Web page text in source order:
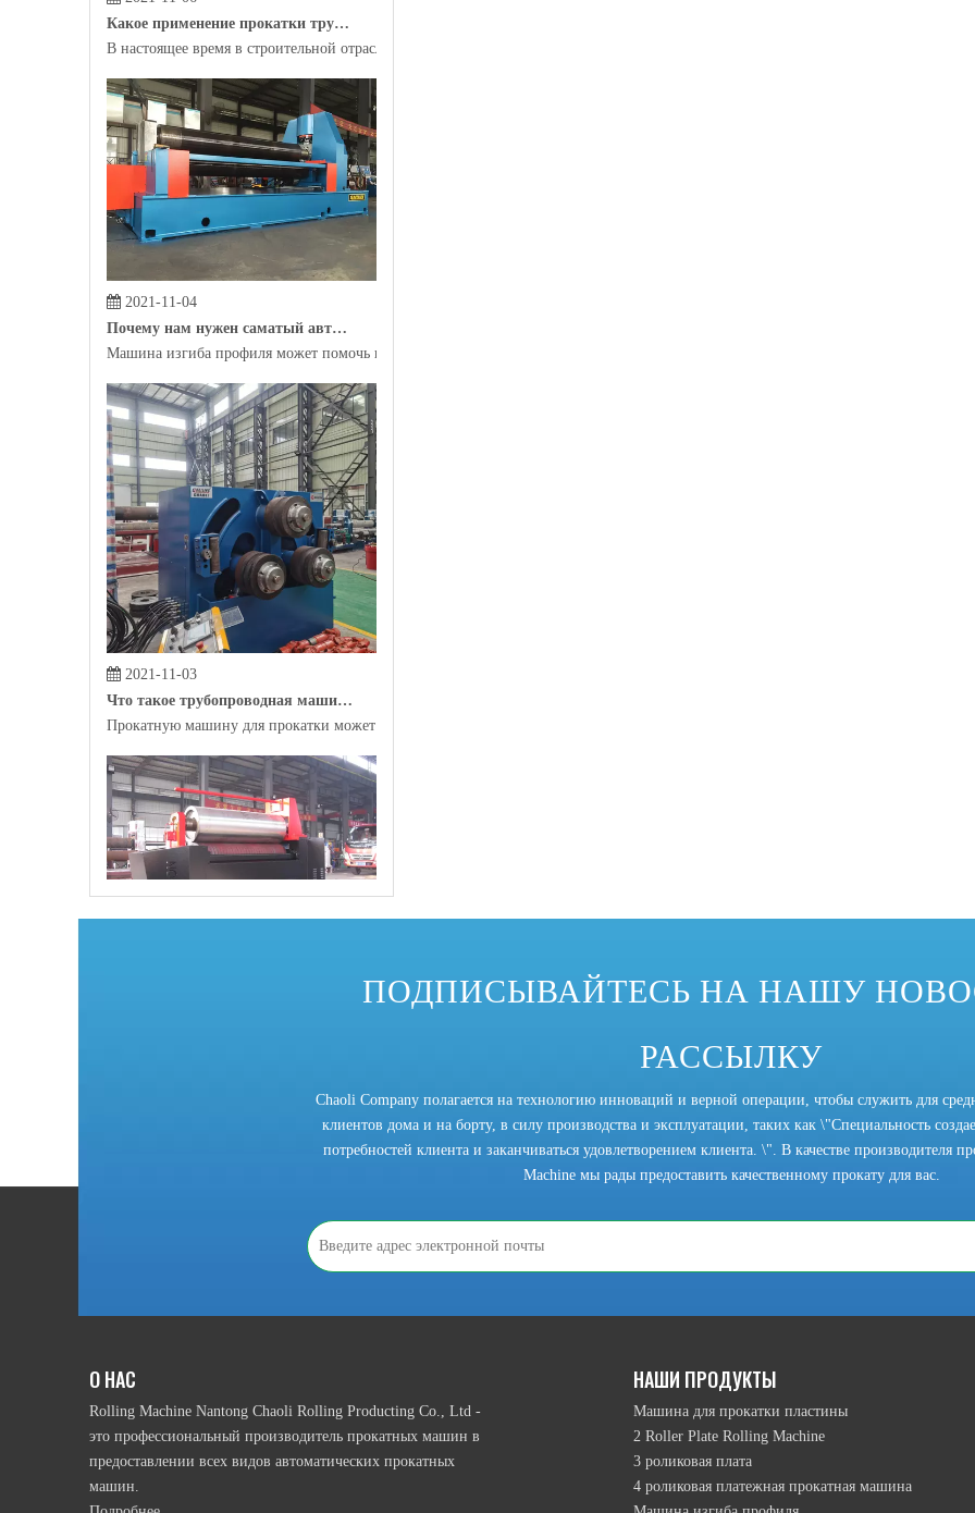
В настоящее время в строительной отрасли, производственной промышленности и химической промышленности широко
Машина изгиба профиля может помочь производителям проводить массовое производство, которое не только повышает
2021-11-03
Прокатную машину для прокатки может помочь сырье, реализовать изменение формы спроса на продукцию, поэтому он
В качестве инструмента для автоматизированного производства были широко использованы изгибающие машины профиля.
Что мы должны знать, прежде чем использовать рулонную гибочный станок?
ПОДПИСЫВАЙТЕСЬ НА НАШУ
РАССЫЛКУ
Chaoli Company полагается на технологию инноваций и верной операции, чтобы служить для
клиентов дома и на борту, в силу производства и эксплуатации, таких как \"Специальность
потребностей клиента и заканчиваться удовлетворением клиента. \". В качестве производителя
Machine мы рады предоставить качественному прокату для вас.
О НАС
Rolling Machine Nantong Chaoli Rolling Producting Co., Ltd -
это профессиональный производитель прокатных машин в
предоставлении всех видов автоматических прокатных
машин.
НАШИ ПРОДУКТЫ
Машина для прокатки пластины
2 Roller Plate Rolling Machine
3 роликовая плата
4 роликовая платежная прокатная машина